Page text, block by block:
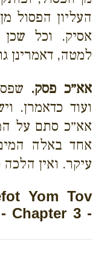
העליון הפסול
אסיק. וכל
למטה, דאמרינן
אא״כ פסק.
ועוד כדאמרן.
אא״כ סתם על
אחד באלה
עיקר. ואין הלכה
Yom Tov
Chapter 3 -